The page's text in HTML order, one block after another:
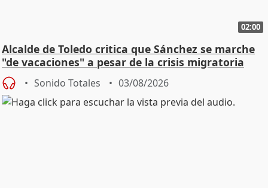
02:00
Alcalde de Toledo critica que Sánchez se marche
"de vacaciones" a pesar de la crisis migratoria
Sonido Totales 03/08/2026